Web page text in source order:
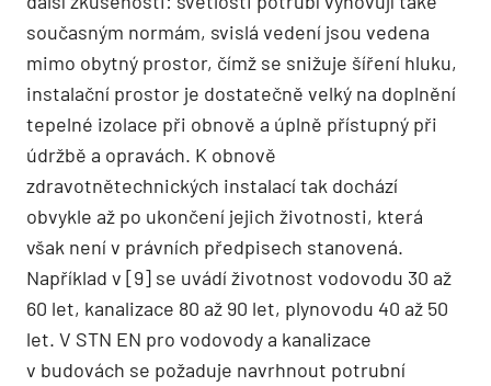
současným normám, svislá vedení jsou vedena
mimo obytný prostor, čímž se snižuje šíření hluku,
instalační prostor je dostatečně velký na doplnění
tepelné izolace při obnově a úplně přístupný při
údržbě a opravách. K obnově
zdravotnětechnických instalací tak dochází
obvykle až po ukončení jejich životnosti, která
však není v právních předpisech stanovená.
Například v [9] se uvádí životnost vodovodu 30 až
60 let, kanalizace 80 až 90 let, plynovodu 40 až 50
let. V STN EN pro vodovody a kanalizace
v budovách se požaduje navrhnout potrubní